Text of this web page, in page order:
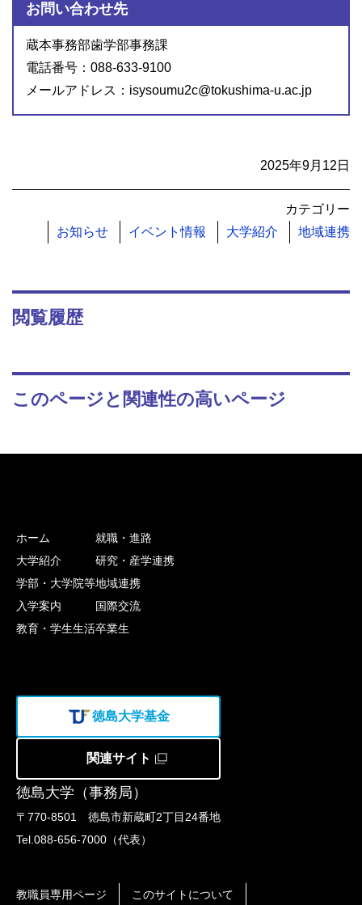
お問い合わせ先
蔵本事務部歯学部事務課
電話番号：088-633-9100
メールアドレス：isysoumu2c@tokushima-u.ac.jp
2025年9月12日
カテゴリー
お知らせ
イベント情報 大学紹介 地域連携
閲覧履歴
このページと関連性の高いページ
徳島大学（事務局）
〒770-8501 徳島市新蔵町2丁目24番地
Tel.088-656-7000（代表）
ホーム
大学紹介
学部・大学院等
入学案内
教育・学生生活
就職・進路
研究・産学連携
地域連携
国際交流
卒業生
徳島大学基金
関連サイト
教職員専用ページ このサイトについて